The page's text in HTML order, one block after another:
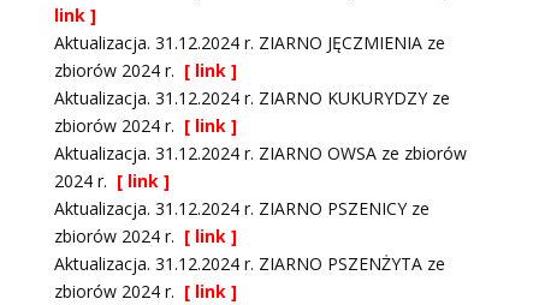
link ]
Aktualizacja. 31.12.2024 r. ZIARNO JĘCZMIENIA ze
zbiorów 2024 r. [ link ]
Aktualizacja. 31.12.2024 r. ZIARNO KUKURYDZY ze
zbiorów 2024 r. [ link ]
Aktualizacja. 31.12.2024 r. ZIARNO OWSA ze zbiorów
2024 r. [ link ]
Aktualizacja. 31.12.2024 r. ZIARNO PSZENICY ze
zbiorów 2024 r. [ link ]
Aktualizacja. 31.12.2024 r. ZIARNO PSZENŻYTA ze
zbiorów 2024 r. [ link ]